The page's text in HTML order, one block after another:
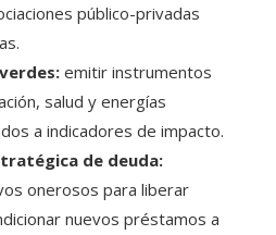
público-privadas
emitir instrumentos
salud y energías
a indicadores de impacto.
de deuda:
onerosos para liberar
nuevos préstamos a